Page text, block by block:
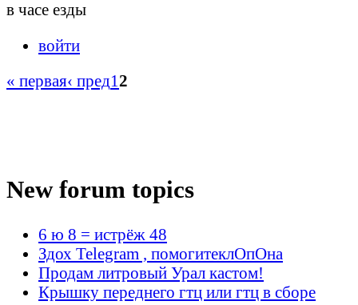
в часе езды
войти
« первая‹ пред12
New forum topics
6 ю 8 = истрёж 48
Здох Telegram , помогитеклОпОна
Продам литровый Урал кастом!
Крышку переднего гтц или гтц в сборе